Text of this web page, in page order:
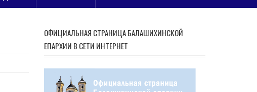
ОФИЦИАЛЬНАЯ СТРАНИЦА БАЛАШИХИНСКОЙ
ЕПАРХИИ В СЕТИ ИНТЕРНЕТ